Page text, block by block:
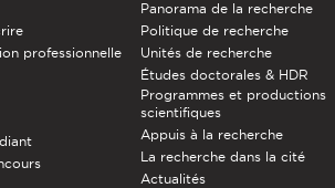
professionnelle
Panorama de la recherche
Politique de recherche
Unités de recherche
Études doctorales & HDR
Programmes et productions
scientifiques
Appuis à la recherche
La recherche dans la cité
Actualités